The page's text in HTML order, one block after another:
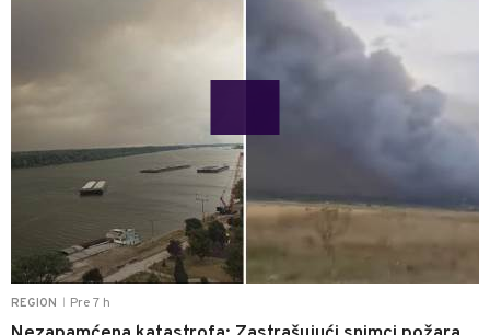
REGION Pre 7 h